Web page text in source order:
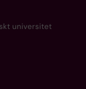
universitet